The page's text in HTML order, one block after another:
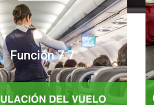
Función 7.7
para la tripulación de vuelo,
internacional